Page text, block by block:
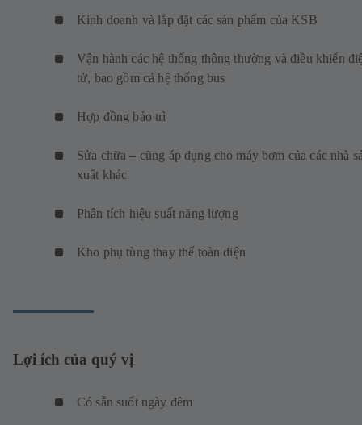
Kinh doanh và lắp đặt các sản phẩm của KSB
Vận hành các hệ thống thông thường và điều khiển
tử, bao gồm cả hệ thống bus
Hợp đồng bảo trì
Sửa chữa – cũng áp dụng cho máy bơm của các nhà
xuất khác
Phân tích hiệu suất năng lượng
Kho phụ tùng thay thế toàn diện
Lợi ích của quý vị
Có sẵn suốt ngày đêm